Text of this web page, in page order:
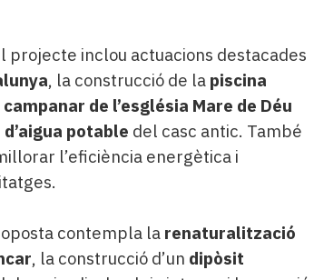
projecte inclou actuacions destacades
, la construcció de la piscina
de l’església Mare de Déu
potable del casc antic. També
l’eficiència energètica i
contempla la renaturalització
, la construcció d’un dipòsit